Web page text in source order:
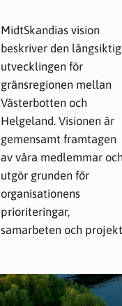
MidtSkandias vision
beskriver den
utvecklingen för
gränsregionen mellan
Västerbotten och
Helgeland. Visionen är
gemensamt framtagen
av våra medlemmar och
utgör grunden för
organisationens
prioriteringar,
samarbeten och